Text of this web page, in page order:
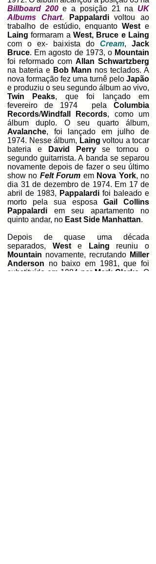
Billboard 200e a posição 21 na UK
Albums Chart. Pappalardivoltou ao
trabalho de estúdio, enquanto West e
Laing formaram a West, Bruce e Laing
com o ex- baixista do Cream,Jack
Bruce. Em agosto de 1973, o Mountain
foi reformado com Allan Schwartzberg
na bateria e Bob Mann nos teclados. A
nova formação fez uma turnê pelo Japão
e produziu o seu segundo álbum ao vivo,
Twin Peaks, que foi lançado em
fevereiro de 1974 pela Columbia
Records/Windfall Records, como um
álbum duplo. O seu quarto álbum,
Avalanche, foi lançado em julho de
1974. Nesse álbum, Laing voltou a tocar
bateria e
David Perryse tornou o
segundo guitarrista. A banda se separou
novamente depois de fazer o seu último
show no Felt Forum em Nova York, no
dia 31 de dezembro de 1974. Em 17 de
abril de 1983, Pappalardi foi baleado e
morto pela sua esposa Gail Collins
Pappalardi em seu apartamento no
quinto andar, no East Side Manhattan.
Depois de quase uma década
separados, Weste Laing reuniu o
Mountain novamente, recrutando Miller
Anderson no baixo em 1981, que foi
substituído em 1984 por Mark Clarke
. O